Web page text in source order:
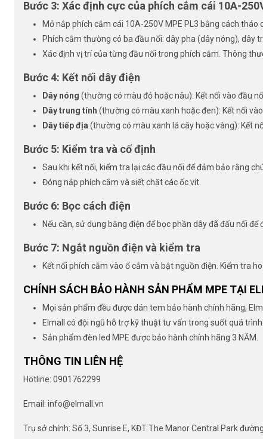
Bước 3: Xác định cực của phích cắm cái 10A-
Mở nắp phích cắm cái 10A-250V MPE PL3 bằng cách tháo
Phích cắm thường có ba đầu nối: dây pha (dây nóng), dây
Xác định vị trí của từng đầu nối trong phích cắm. Thông
Bước 4: Kết nối dây điện
Dây nóng (thường có màu đỏ hoặc nâu): Kết nối vào đầu
Dây trung tính (thường có màu xanh hoặc đen): Kết nối
Dây tiếp địa (thường có màu xanh lá cây hoặc vàng): Kết
Bước 5: Kiểm tra và cố định
Sau khi kết nối, kiểm tra lại các đầu nối để đảm bảo rằng
Đóng nắp phích cắm và siết chặt các ốc vít.
Bước 6: Bọc cách điện
Nếu cần, sử dụng băng điện để bọc phần dây đã đấu nối
Bước 7: Ngắt nguồn điện và kiểm tra
Kết nối phích cắm vào ổ cắm và bật nguồn điện. Kiểm tra
CHÍNH SÁCH BẢO HÀNH SẢN PHẨM MPE TẠI
Mọi sản phẩm đều được dán tem bảo hành chính hãng,
Elmall có đội ngũ hỗ trợ kỹ thuật tư vấn trong suốt quá
Sản phẩm đèn led MPE được bảo hành chính hãng 3 NĂM.
THÔNG TIN LIÊN HỆ
Hotline: 0901762299
Email: info@elmall.vn
Trụ sở chính: Số 3, Sunrise E, KĐT The Manor Central Park